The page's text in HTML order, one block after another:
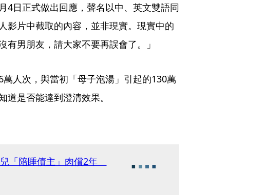
4日正式做出回應，聲名以中、英文雙語同
影片中截取的內容，並非現實。現實中的
男朋友，請大家不要再誤會了。」
人次，與當初「母子泡湯」引起的130萬
道是否能達到澄清效果。
「陪睡債主」肉償2年